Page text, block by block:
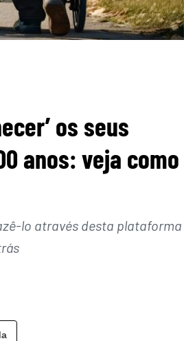
os seus
anos: veja como
lo através desta plataforma